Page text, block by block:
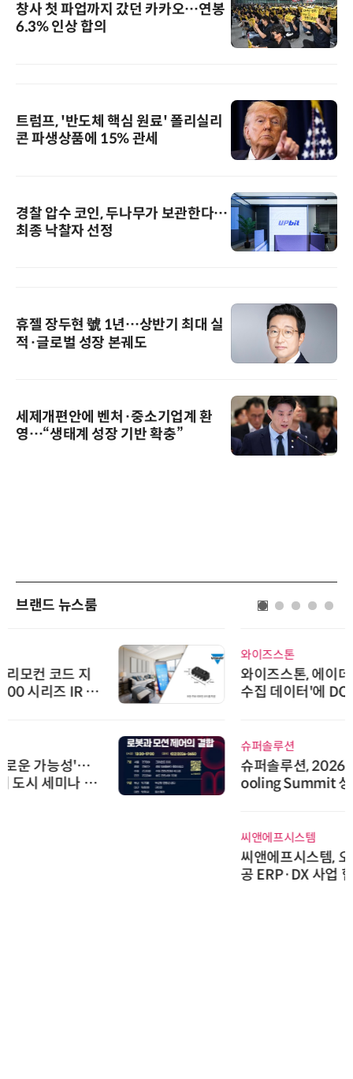
창사 첫 파업까지 갔던 카카오…연봉
6.3% 인상 합의
트럼프, '반도체 핵심 원료' 폴리실리
콘 파생상품에 15% 관세
경찰 압수 코인, 두나무가 보관한다…
최종 낙찰자 선정
휴젤 장두현 號 1년…상반기 최대 실
적·글로벌 성장 본궤도
세제개편안에 벤처·중소기업계 환
영…“생태계 성장 기반 확충”
브랜드 뉴스룸
와이즈스톤, 에이데이타 'SCV 기반
수집 데이터'에 DQ인증 최고 등급
슈퍼솔루션, 2026 Next-Gen AI C
ooling Summit 성황리 성료